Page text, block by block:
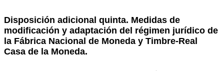
Disposición adicional quinta. Medidas de
modificación y adaptación del régimen jurídico de
la Fábrica Nacional de Moneda y Timbre-Real
Casa de la Moneda.